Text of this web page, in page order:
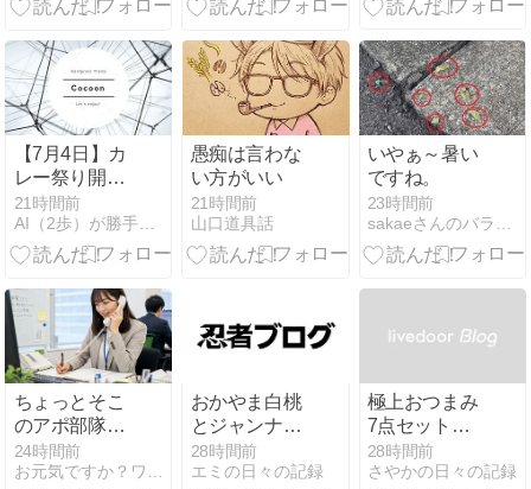
【7月4日】カ
レー祭り開
催！カロリー
の波をエアロ
バイクで乗り
ん
21時間前
愚痴は言わな
い方がいい
21時間前
山口道具話
いやぁ～暑い
ですね。
23時間前
ちょっとそこ
のアポ部隊の
お兄さん。
24時間前
おかやま白桃
とジャンナプ
リンセットの
味わい
28時間前
エミの日々の記録
極上おつまみ
7点セットで
贅沢なひとと
き
28時間前
さやかの日々の記録